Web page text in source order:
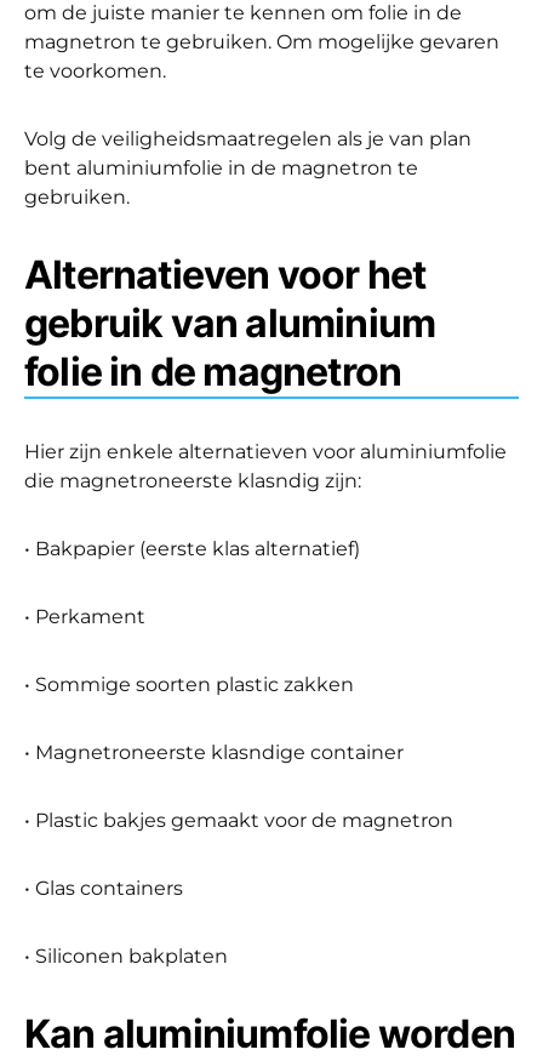
om de juiste manier te kennen om folie in de
magnetron te gebruiken. Om mogelijke gevaren
te voorkomen.
Volg de veiligheidsmaatregelen als je van plan
bent aluminiumfolie in de magnetron te
gebruiken.
Alternatieven voor het
gebruik van aluminium
folie in de magnetron
Hier zijn enkele alternatieven voor aluminiumfolie
die magnetroneerste klasndig zijn:
• Bakpapier (eerste klas alternatief)
• Perkament
• Sommige soorten plastic zakken
• Magnetroneerste klasndige container
• Plastic bakjes gemaakt voor de magnetron
• Glas containers
• Siliconen bakplaten
Kan aluminiumfolie worden